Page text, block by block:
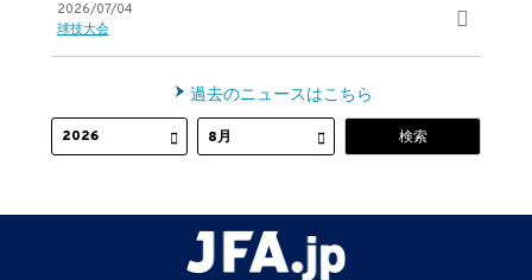
2026/07/04
球技大会
過去のニュースはこちら